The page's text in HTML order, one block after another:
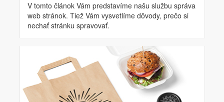
V tomto článok Vám predstavíme našu službu správa
web stránok. Tiež Vám vysvetlíme dôvody, prečo si
nechať stránku spravovať.